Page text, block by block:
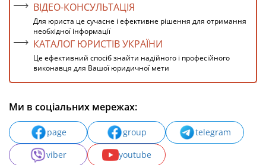
ВІДЕО-КОНСУЛЬТАЦІЯ
Для юриста це сучасне і ефективне рішення для отримання
необхідної інформації
КАТАЛОГ ЮРИСТІВ УКРАЇНИ
Це ефективний спосіб знайти надійного і професійного
виконавця для Вашої юридичної мети
Ми в соціальних мережах:
page group
telegram
viber
youtube